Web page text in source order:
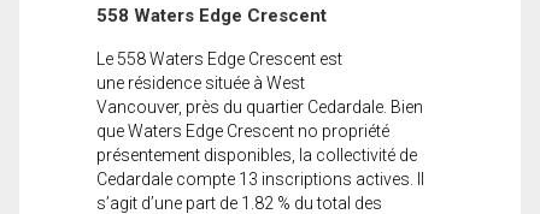
558 Waters Edge Crescent
Le 558 Waters Edge Crescent est
une résidence située à West
Vancouver, près du quartier Cedardale. Bien
que Waters Edge Crescent no propriété
présentement disponibles, la collectivité de
Cedardale compte 13 inscriptions actives. Il
s’agit d’une part de 1.82 % du total des